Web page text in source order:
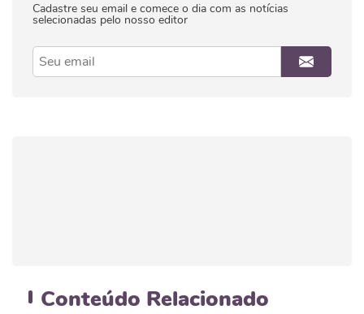
Cadastre seu email e comece o dia com as notícias
selecionadas pelo nosso editor
Conteúdo Relacionado